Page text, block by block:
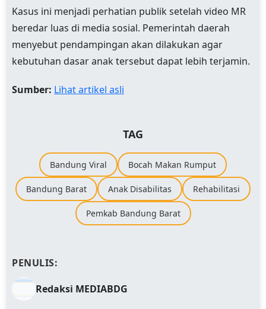
Kasus ini menjadi perhatian publik setelah video MR
beredar luas di media sosial. Pemerintah daerah
menyebut pendampingan akan dilakukan agar
kebutuhan dasar anak tersebut dapat lebih terjamin.
Sumber: Lihat artikel asli
TAG
Bandung Viral Bocah Makan Rumput
Bandung Barat Anak Disabilitas Rehabilitasi
Pemkab Bandung Barat
PENULIS:
Redaksi MEDIABDG